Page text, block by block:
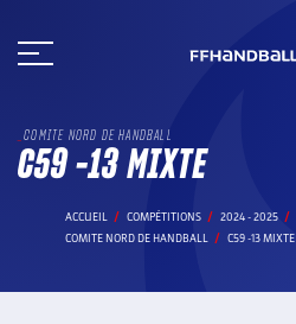
au
COMITE NORD DE HANDBALL
C59 -13 MIXTE
ACCUEIL COMPÉTITIONS 2024 - 2025
COMITE NORD DE HANDBALL
C59 -13 MIXTE